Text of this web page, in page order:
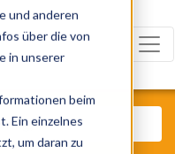
und anderen
über die von
in unserer
beim
Ein einzelnes
um daran zu
Künstler, Zelte, Bands,